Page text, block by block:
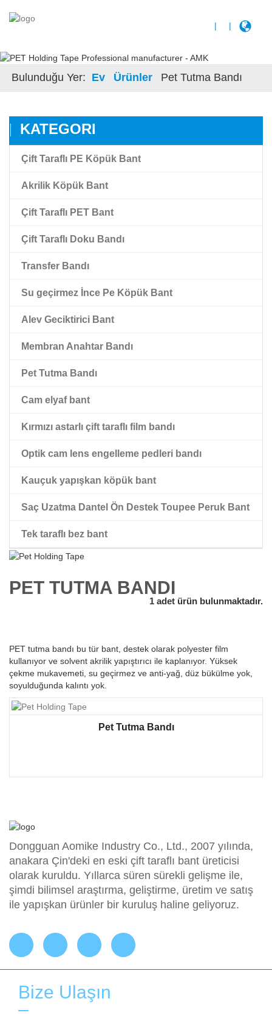
| |
Bulunduğu Yer: Ev Ürünler Pet Tutma Bandı
KATEGORI
Çift Taraflı PE Köpük Bant
Akrilik Köpük Bant
Akrilik Köpük Bant
Yüksek Yapıştırma Akrilik Köpük Bant
Çift Taraflı PET Bant
Çift Taraflı Şeffaf Pet Film Bandı
Çift Taraflı Siyah Pet Bant
Kırmızı paspas astarlı çift taraflı pet bant
Çift Taraflı Doku Bandı
Transfer Bandı
Su geçirmez İnce Pe Köpük Bant
Alev Geciktirici Bant
Membran Anahtar Bandı
Pet Tutma Bandı
Cam elyaf bant
Kırmızı astarlı çift taraflı film bandı
Optik cam lens engelleme pedleri bandı
Kauçuk yapışkan köpük bant
Saç Uzatma Dantel Ön Destek Toupee Peruk Bant
peruk çift taraflı bant
Tek taraflı bez bant
PET TUTMA BANDI
1 adet ürün bulunmaktadır.
PET tutma bandı bu tür bant, destek olarak polyester film
kullanıyor ve solvent akrilik yapıştırıcı ile kaplanıyor. Yüksek
çekme mukavemeti, su geçirmez ve anti-yağ, düz bükülme yok,
soyulduğunda kalıntı yok.
Pet Tutma Bandı
Dongguan Aomike Industry Co., Ltd., 2007 yılında,
anakara Çin'deki en eski çift taraflı bant üreticisi
olarak kuruldu. Yıllarca süren sürekli gelişme ile,
şimdi bilimsel araştırma, geliştirme, üretim ve satış
ile yapışkan ürünler bir kuruluş haline geliyoruz.
Bize Ulaşın